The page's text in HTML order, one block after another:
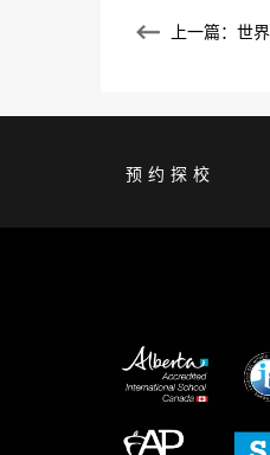
上一篇：世
预约探校